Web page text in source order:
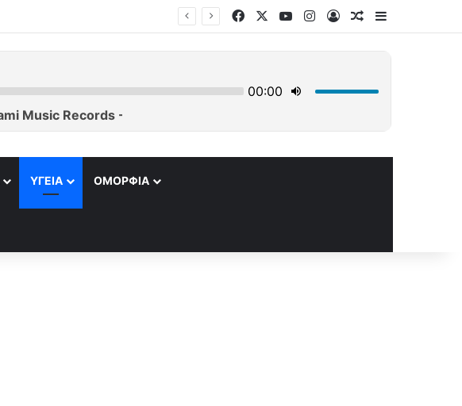
FacebookYouTubeInstagram
Log InΤυχαίο άρθρο
Sidebar
ΥΓΕΊΑ ΟΜΟΡΦΊΑ